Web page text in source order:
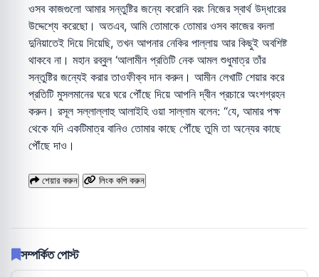
ওসব কাজগুলো আমার সন্তুষ্টির জন্যে করোনি বরং নিজের স্বার্থ উদ্ধারের
উদ্দেশ্যে করেছো। অতএব, আমি তোমাকে তোমার ওসব কাজের বদলা
দুনিয়াতেই দিয়ে দিয়েছি, তখন আপনার নেকির পাল্লায় আর কিছুই অবশিষ্ট
থাকবে না। মহান রব্বুল ‘আলামীন প্রতিটি নেক আমল শুধুমাত্র তাঁর
সন্তুষ্টির জন্যেই করার তাওফীক্ব দান করুন। আমীন লেখাটি শেয়ার করে
প্রতিটি মুসলমানের ঘরে ঘরে পৌঁছে দিয়ে আপনি দ্বীন প্রচারে অংশগ্রহন
করুন। রসূল সল্লাল্লাহু আলাইহি ওয়া সাল্লাম বলেন: “যে, আমার পক্ষ
থেকে যদি একটিমাত্র বানিও তোমার কাছে পৌঁছে তুমি তা অন্যের কাছে
পৌঁছে দাও।
শেয়ার করুন লিংক কপি করুন
সম্পর্কিত পোস্ট